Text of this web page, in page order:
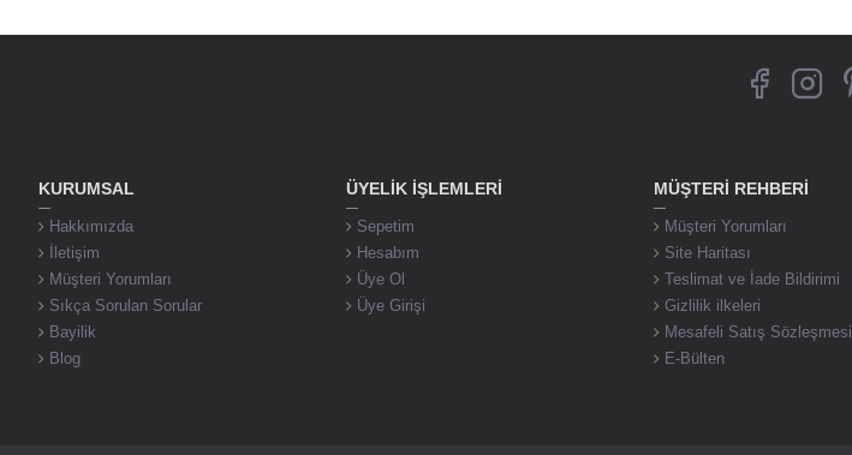
KURUMSAL
Hakkımızda
İletişim
Müşteri Yorumları
Sıkça Sorulan Sorular
Bayilik
Blog
ÜYELIK İŞLEMLERI
Sepetim
Hesabım
Üye Ol
Üye Girişi
MÜŞTERI REHBERI
Müşteri Yorumları
Site Haritası
Teslimat ve İade Bildirimi
Gizlilik ilkeleri
Mesafeli Satış Sözleşmesi
E-Bülten